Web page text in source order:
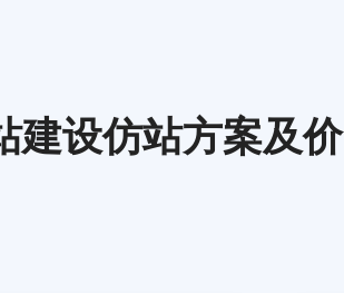
建设仿站方案及价